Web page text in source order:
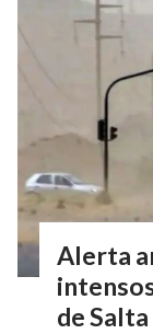
Alerta
de Salta